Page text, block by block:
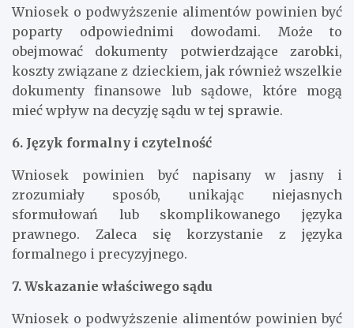
Wniosek o podwyższenie alimentów powinien być
poparty odpowiednimi dowodami. Może to
obejmować dokumenty potwierdzające zarobki,
koszty związane z dzieckiem, jak również wszelkie
dokumenty finansowe lub sądowe, które mogą
mieć wpływ na decyzję sądu w tej sprawie.
6. Język formalny i czytelność
Wniosek powinien być napisany w jasny i
zrozumiały sposób, unikając niejasnych
sformułowań lub skomplikowanego języka
prawnego. Zaleca się korzystanie z języka
formalnego i precyzyjnego.
7. Wskazanie właściwego sądu
Wniosek o podwyższenie alimentów powinien być